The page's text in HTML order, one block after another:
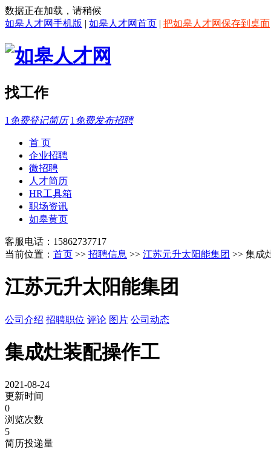
数据正在加载，请稍候
如皋人才网手机版 | 如皋人才网首页 | 把如皋人才网保存到桌面
找工作
1 免费登记简历 1 免费发布招聘
首 页
企业招聘
微招聘
人才简历
HR工具箱
职场资讯
如皋黄页
客服电话：15862737717
当前位置： 首页 >> 招聘信息 >> 江苏元升太阳能集团 >> 集成
江苏元升太阳能集团
公司介绍 招聘职位 评论 图片 公司动态
集成灶装配操作工
2021-08-24
更新时间
0
浏览次数
5
简历投递量